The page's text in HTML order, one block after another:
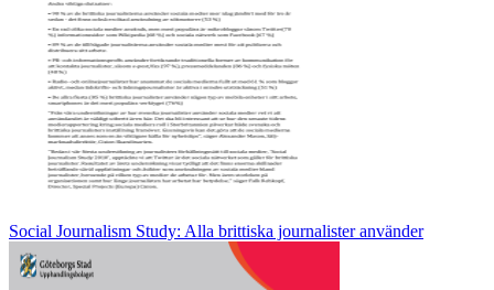
Social Journalism Study: Alla brittiska journalister använder